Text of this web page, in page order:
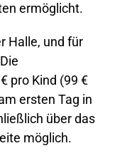
ermöglicht.
Halle, und für
pro Kind (99 €
ersten Tag in
über das
möglich.